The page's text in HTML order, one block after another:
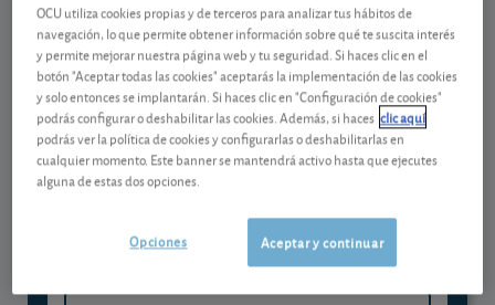
Contenido reservado a SOCIOS
Gestiona tu dinero con visión
experta
y consigue que cada euro trabaje
OCU utiliza cookies propias y de terceros para analizar tus hábitos de
navegación, lo que permite obtener información sobre qué te suscita interés
y permite mejorar nuestra página web y tu seguridad. Si haces clic en el
botón "Aceptar todas las cookies" aceptarás la implementación de las cookies
y solo entonces se implantarán. Si haces clic en "Configuración de cookies"
podrás configurar o deshabilitar las cookies. Además, si haces clic aquí
podrás ver la política de cookies y configurarlas o deshabilitarlas en
cualquier momento. Este banner se mantendrá activo hasta que ejecutes
alguna de estas dos opciones.
Aceptar y continuar
Opciones